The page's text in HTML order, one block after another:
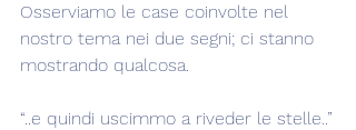
Osserviamo le case coinvolte nel
nostro tema nei due segni; ci stanno
mostrando qualcosa.
“..e quindi uscimmo a riveder le stelle..”